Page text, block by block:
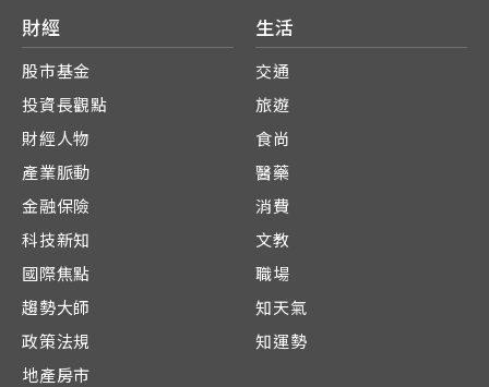
財經
股市基金
投資長觀點
財經人物
產業脈動
金融保險
科技新知
國際焦點
趨勢大師
政策法規
地產房市
生活
交通
旅遊
食尚
醫藥
消費
文教
職場
知天氣
知運勢